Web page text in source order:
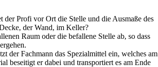
der Profi vor Ort die Stelle und die Ausmaße des
der Wand, im Keller?
Raum oder die befallene Stelle ab, so dass
der Fachmann das Spezialmittel ein, welches am
beseitigt er dabei und transportiert es am Ende